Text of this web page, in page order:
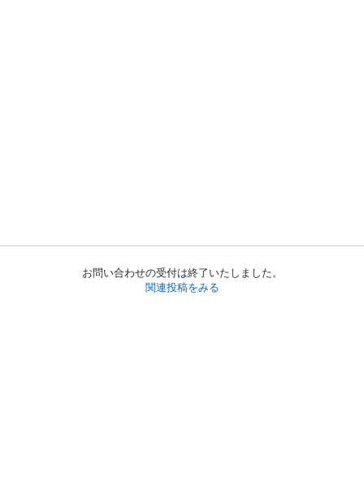
お問い合わせの受付は終了いたしました。
関連投稿をみる